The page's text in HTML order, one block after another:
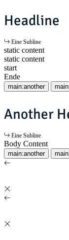
Headline
Eine Subline
static content
static content
start
Ende
main:another main
Another
Eine Subline
Body Content
main:another main